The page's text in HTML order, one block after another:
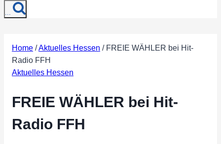
...
Home /Aktuelles Hessen / FREIE WÄHLER bei Hit-
Radio FFH
Aktuelles Hessen
FREIE WÄHLER bei Hit-
Radio FFH